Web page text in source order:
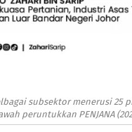
subsektor menerusi 25
peruntukkan PENJANA